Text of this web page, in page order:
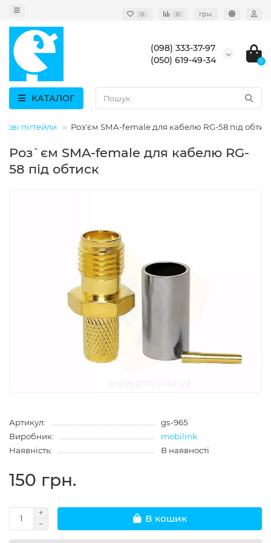
0 0 грн.
(098) 333-37-97
(050) 619-49-34
0
КАТАЛОГ
пігтейли Роз'єм SMA-female для кабелю RG-58 під
Роз`єм SMA-female для кабелю RG-
58 під обтиск
Артикул:
gs-965
Виробник:
mobilink
Наявність:
В наявності
150 грн.
В кошик